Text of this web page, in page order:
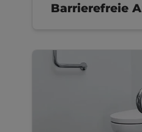
Barrierefreie